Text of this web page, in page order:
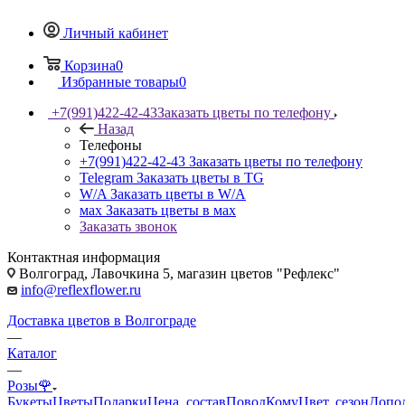
Личный кабинет
Корзина0
Избранные товары0
+7(991)422-42-43Заказать цветы по телефону
Назад
Телефоны
+7(991)422-42-43 Заказать цветы по телефону
Telegram Заказать цветы в TG
W/A Заказать цветы в W/A
мах Заказать цветы в мах
Заказать звонок
Контактная информация
Волгоград, Лавочкина 5, магазин цветов "Рефлекс"
info@reflexflower.ru
Доставка цветов в Волгограде
—
Каталог
—
Розы🌹
БукетыЦветыПодаркиЦена, составПоводКомуЦвет, сезон